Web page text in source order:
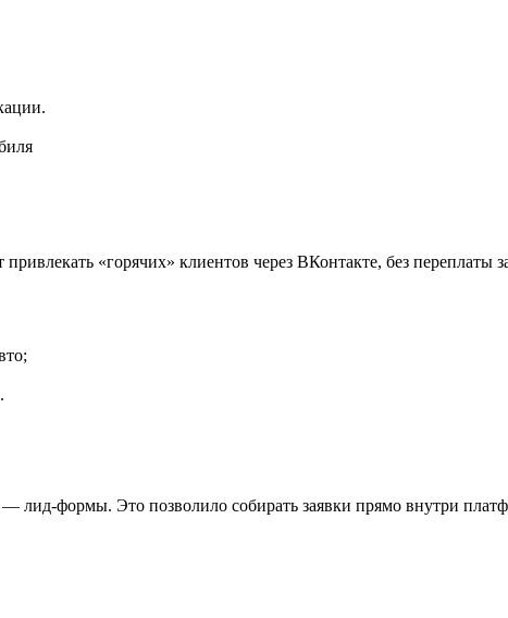
«горячих» клиентов через ВКонтакте, без переплаты
формы. Это позволило собирать заявки прямо внутри